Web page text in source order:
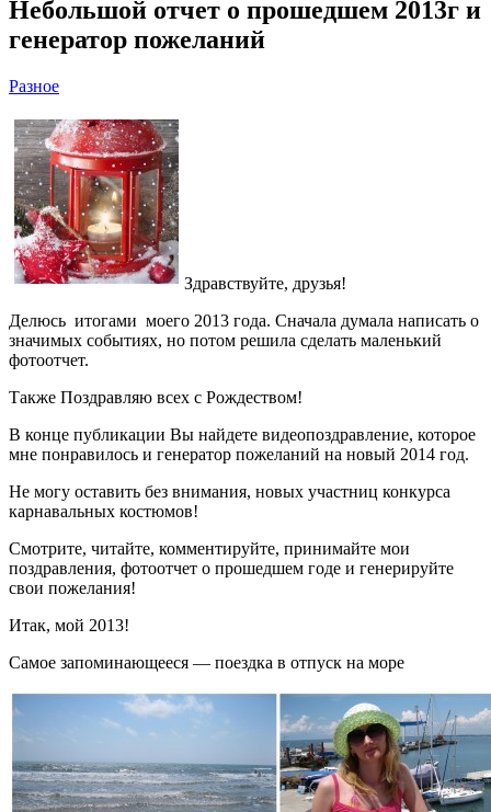
Небольшой отчет о прошедшем 2013г и
генератор пожеланий
Разное
Здравствуйте, друзья!
Делюсь итогами моего 2013 года. Сначала думала написать о
значимых событиях, но потом решила сделать маленький
фотоотчет.
Также Поздравляю всех с Рождеством!
В конце публикации Вы найдете видеопоздравление, которое
мне понравилось и генератор пожеланий на новый 2014 год.
Не могу оставить без внимания, новых участниц конкурса
карнавальных костюмов!
Смотрите, читайте, комментируйте, принимайте мои
поздравления, фотоотчет о прошедшем годе и генерируйте
свои пожелания!
Итак, мой 2013!
Самое запоминающееся — поездка в отпуск на море